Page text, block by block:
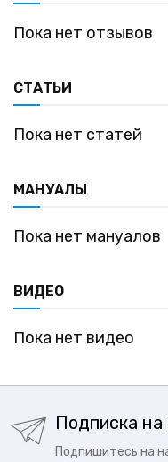
Пока нет отзывов
СТАТЬИ
Пока нет статей
МАНУАЛЫ
Пока нет мануалов
ВИДЕО
Пока нет видео
Подписка
Подпишитесь на